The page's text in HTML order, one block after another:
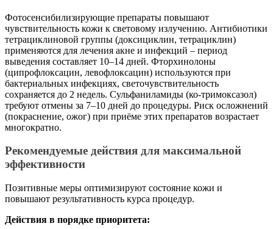
Фотосенсибилизирующие препараты повышают
чувствительность кожи к световому излучению. Антибиотики
тетрациклиновой группы (доксициклин, тетрациклин)
применяются для лечения акне и инфекций – период
выведения составляет 10–14 дней. Фторхинолоны
(ципрофлоксацин, левофлоксацин) используются при
бактериальных инфекциях, светочувствительность
сохраняется до 2 недель. Сульфаниламиды (ко-тримоксазол)
требуют отмены за 7–10 дней до процедуры. Риск осложнений
(покраснение, ожог) при приёме этих препаратов возрастает
многократно.
Рекомендуемые действия для максимальной
эффективности
Позитивные меры оптимизируют состояние кожи и
повышают результативность курса процедур.
Действия в порядке приоритета: